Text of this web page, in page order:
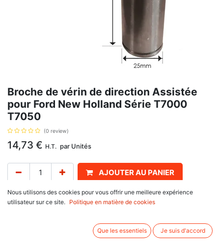
Broche de vérin de direction Assistée
pour Ford New Holland Série T7000
T7050
(0 review)
14,73 € H.T. par Unités
AJOUTER AU PANIER
Délai de livraison : 1 semaine
60 Series : 8160, 8260, 8360, 8560
M Series : M100, M115, M135, M160
TM Series : TM110, TM115, TM120, TM125, TM130, TM135, TM140,
Nous utilisons des cookies pour vous offrir une meilleure expérience
utilisateur sur ce site.
Politique en matière de cookies
Que les essentiels Je suis d'accord